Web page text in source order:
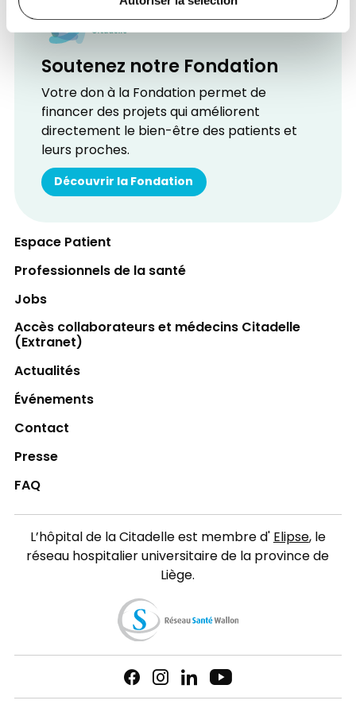
Soutenez notre Fondation
Votre don à la Fondation permet de
financer des projets qui améliorent
directement le bien-être des patients et
leurs proches.
Découvrir la Fondation
Espace Patient
Professionnels de la santé
Jobs
Accès collaborateurs et médecins Citadelle
(Extranet)
Actualités
Événements
Contact
Presse
FAQ
L’hôpital de la Citadelle est membre d'Elipse, le
réseau hospitalier universitaire de la province de
Liège.